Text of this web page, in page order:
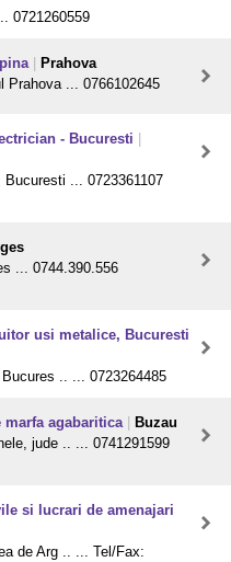
0721260559
Prahova
Prahova ... 0766102645
- Bucuresti
... 0723361107
... 0744.390.556
usi metalice, Bucuresti
.. ... 0723264485
marfa agabaritica
Buzau
jude .. ... 0741291599
si lucrari de amenajari
de Arg .. ... Tel/Fax: